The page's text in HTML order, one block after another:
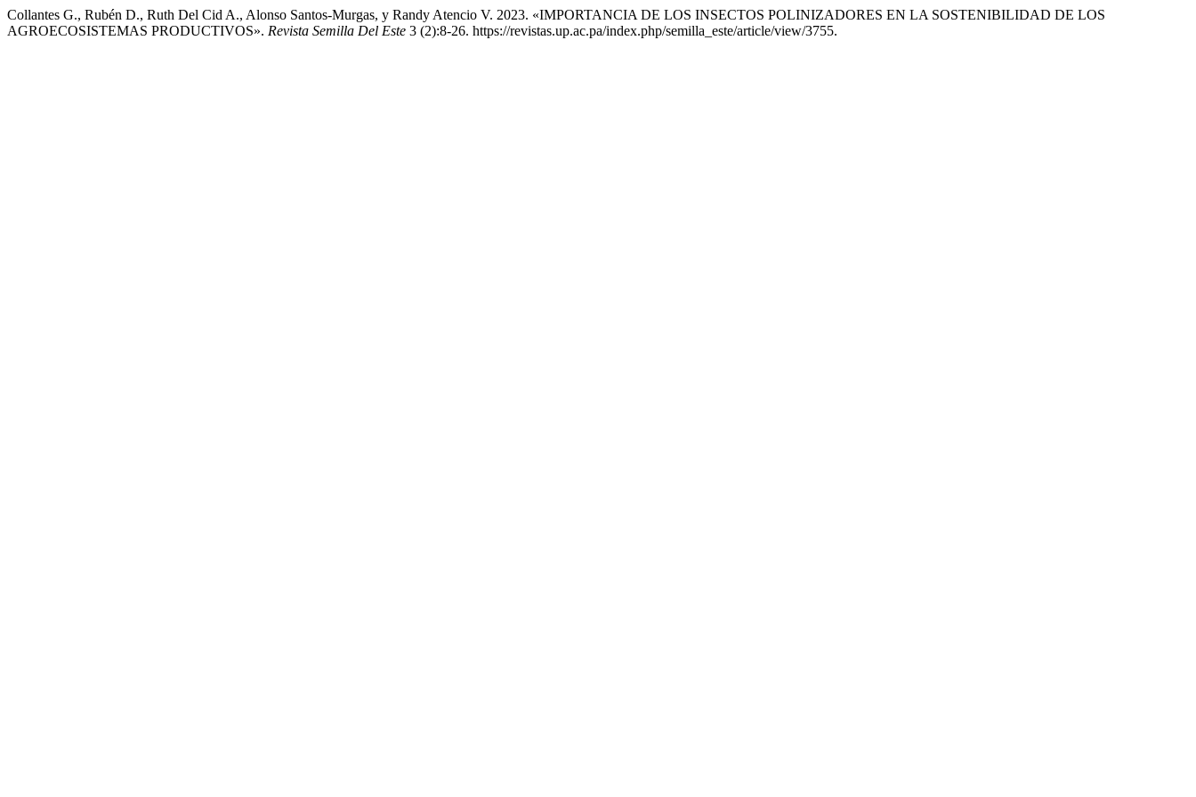
Collantes G., Rubén D., Ruth Del Cid A., Alonso Santos-Murgas, y Randy Atencio V. 2023. «IMPORTANCIA DE LOS INSECTOS POLINIZADORES EN LA SOSTENIBILIDAD DE LOS
AGROECOSISTEMAS PRODUCTIVOS». Revista Semilla Del Este 3 (2):8-26. https://revistas.up.ac.pa/index.php/semilla_este/article/view/3755.